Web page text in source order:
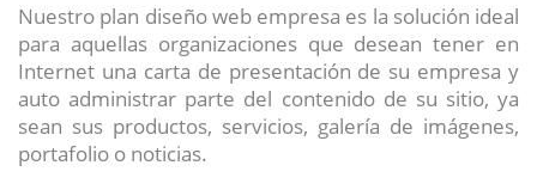
Nuestro plan diseño web empresa es la solución ideal
para aquellas organizaciones que desean tener en
Internet una carta de presentación de su empresa y
auto administrar parte del contenido de su sitio, ya
sean sus productos, servicios, galería de imágenes,
portafolio o noticias.